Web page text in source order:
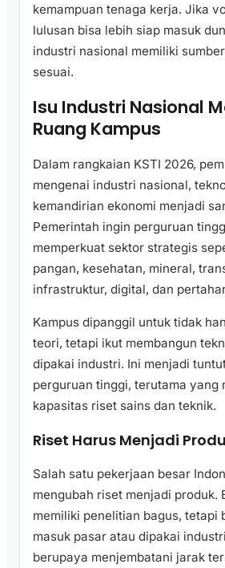
kemampuan tenaga kerja. Jika
lulusan bisa lebih siap masuk
industri nasional memiliki
sesuai.
Isu Industri Nasional
Ruang Kampus
Dalam rangkaian KSTI 2026,
mengenai industri nasional,
kemandirian ekonomi menjadi
Pemerintah ingin perguruan
memperkuat sektor strategis
pangan, kesehatan, mineral,
infrastruktur, digital, dan
Kampus dipanggil untuk tidak
teori, tetapi ikut membangun
dipakai industri. Ini menjadi
perguruan tinggi, terutama yang
kapasitas riset sains dan teknik.
Riset Harus Menjadi
Salah satu pekerjaan besar
mengubah riset menjadi produk.
memiliki penelitian bagus, tetapi
masuk pasar atau dipakai
berupaya menjembatani jarak